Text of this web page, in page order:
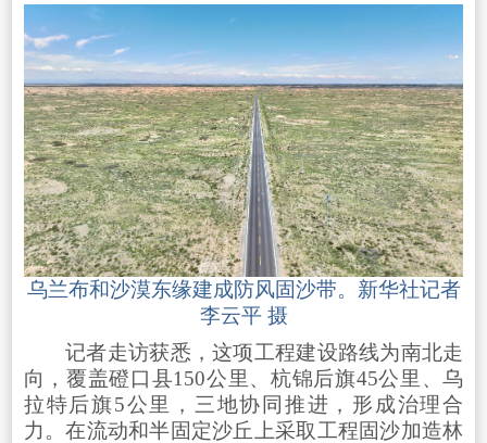
乌兰布和沙漠东缘建成防风固沙带。新华社记者
李云平 摄
记者走访获悉，这项工程建设路线为南北走
向，覆盖磴口县150公里、杭锦后旗45公里、乌
拉特后旗5公里，三地协同推进，形成治理合
力。在流动和半固定沙丘上采取工程固沙加造林